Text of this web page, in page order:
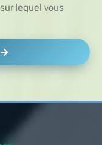
lequel vous